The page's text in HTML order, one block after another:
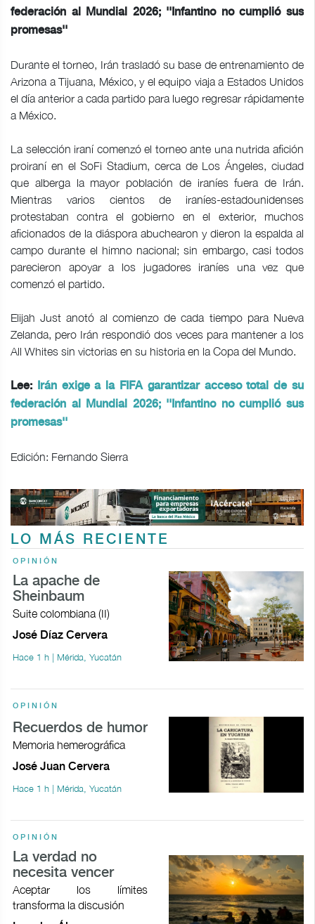
federación al Mundial 2026; ''Infantino no cumplió sus
promesas''
Durante el torneo, Irán trasladó su base de entrenamiento de
Arizona a Tijuana, México, y el equipo viaja a Estados Unidos
el día anterior a cada partido para luego regresar rápidamente
a México.
La selección iraní comenzó el torneo ante una nutrida afición
proiraní en el SoFi Stadium, cerca de Los Ángeles, ciudad
que alberga la mayor población de iraníes fuera de Irán.
Mientras varios cientos de iraníes-estadounidenses
protestaban contra el gobierno en el exterior, muchos
aficionados de la diáspora abuchearon y dieron la espalda al
campo durante el himno nacional; sin embargo, casi todos
parecieron apoyar a los jugadores iraníes una vez que
comenzó el partido.
Elijah Just anotó al comienzo de cada tiempo para Nueva
Zelanda, pero Irán respondió dos veces para mantener a los
All Whites sin victorias en su historia en la Copa del Mundo.
Lee:
Irán exige a la FIFA garantizar acceso total de su
federación al Mundial 2026; ''Infantino no cumplió sus
promesas''
Edición: Fernando Sierra
LO MÁS RECIENTE
OPINIÓN
La apache de
Sheinbaum
Suite colombiana (II)
José Díaz Cervera
Hace 1 h | Mérida, Yucatán
OPINIÓN
Recuerdos de humor
Memoria hemerográfica
José Juan Cervera
Hace 1 h | Mérida, Yucatán
OPINIÓN
La verdad no
necesita vencer
Aceptar los límites
transforma la discusión